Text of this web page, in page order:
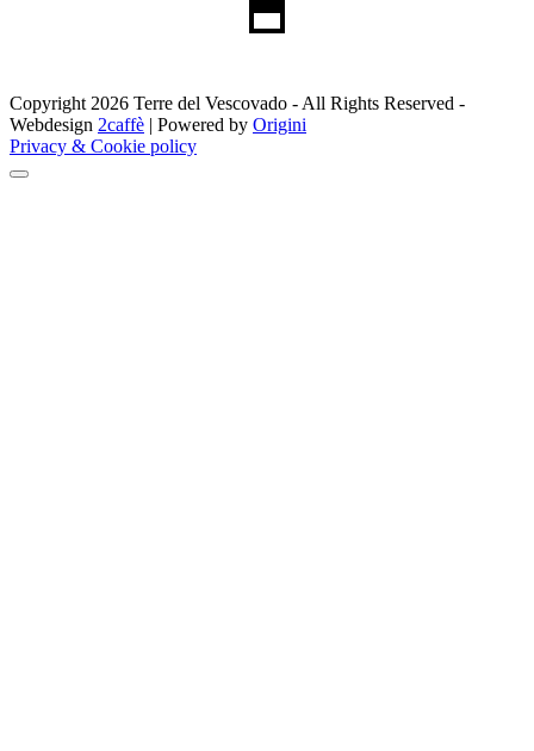
Copyright 2026 Terre del Vescovado - All Rights Reserved -
Webdesign 2caffè | Powered by Origini
Privacy & Cookie policy